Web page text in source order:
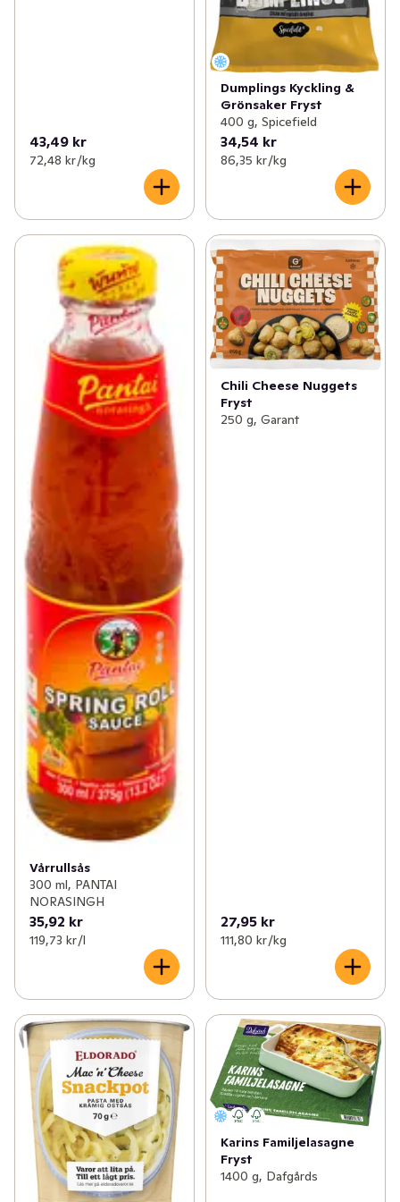
43,49 kr
72,48 kr /kg
Dumplings Kyckling &
Grönsaker Fryst
400 g, Spicefield
34,54 kr
86,35 kr /kg
Vårrullsås
300 ml, PANTAI
NORASINGH
35,92 kr
119,73 kr /l
Chili Cheese Nuggets
Fryst
250 g, Garant
27,95 kr
111,80 kr /kg
Karins Familjelasagne
Fryst
1400 g, Dafgårds